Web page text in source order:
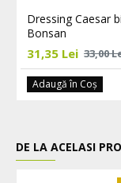
Dressing Caesar
Bonsan
31,35 Lei 33,00
Adaugă în Coş
DE LA ACELASI